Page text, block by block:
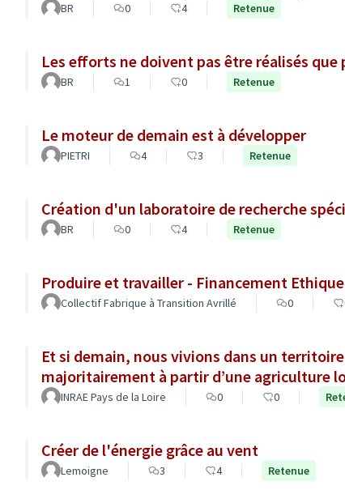
BR 0 4 Retenue
Les efforts ne doivent pas être réalisés que
BR 1 0 Retenue
Le moteur de demain est à développer
PIETRI 4 3 Retenue
Création d'un laboratoire de recherche
BR 0 4 Retenue
Produire et travailler - Financement Ethique
Collectif Fabrique à Transition Avrillé 0
Et si demain, nous vivions dans un
majoritairement à partir d’une agriculture
INRAE Pays de la Loire 0 0
Créer de l'énergie grâce au vent
Lemoigne 3 4 Retenue